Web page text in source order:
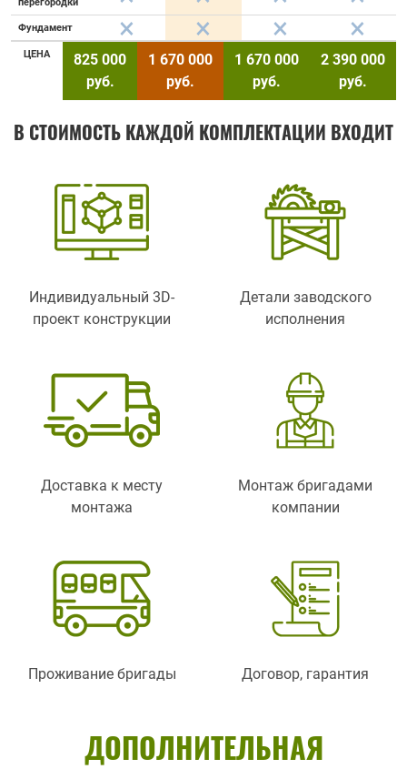
Фундамент
ЦЕНА
825 000
руб.
1 670 000
руб.
1 670 000
руб.
2 390 000
руб.
В СТОИМОСТЬ КАЖДОЙ КОМПЛЕКТАЦИИ ВХОДИТ
Индивидуальный 3D-
проект конструкции
Детали заводского
исполнения
Доставка к месту
монтажа
Монтаж бригадами
компании
Проживание бригады Договор, гарантия
ДОПОЛНИТЕЛЬНАЯ